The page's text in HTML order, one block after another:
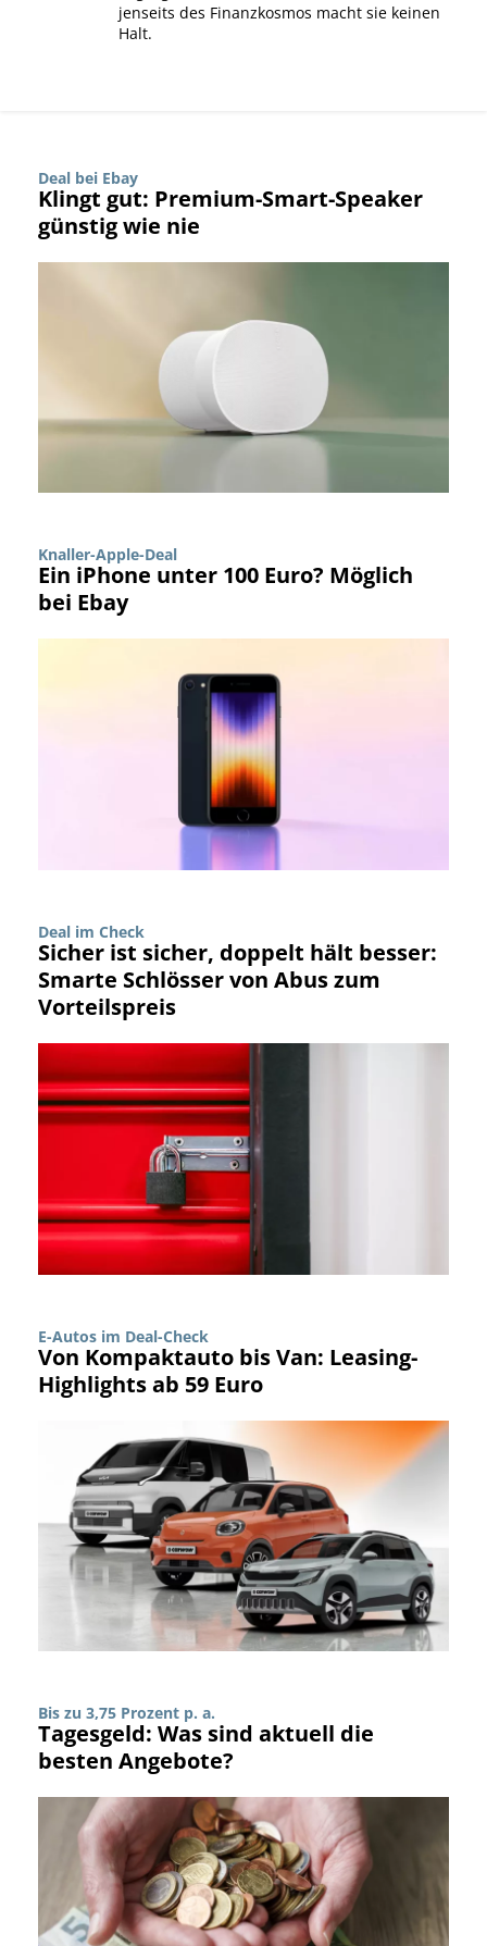
jenseits des Finanzkosmos macht sie keinen
Halt.
Deal bei Ebay
Klingt gut: Premium-Smart-Speaker
günstig wie nie
Knaller-Apple-Deal
Ein iPhone unter 100 Euro? Möglich
bei Ebay
Deal im Check
Sicher ist sicher, doppelt hält besser:
Smarte Schlösser von Abus zum
Vorteilspreis
E-Autos im Deal-Check
Von Kompaktauto bis Van: Leasing-
Highlights ab 59 Euro
Bis zu 3,75 Prozent p. a.
Tagesgeld: Was sind aktuell die
besten Angebote?